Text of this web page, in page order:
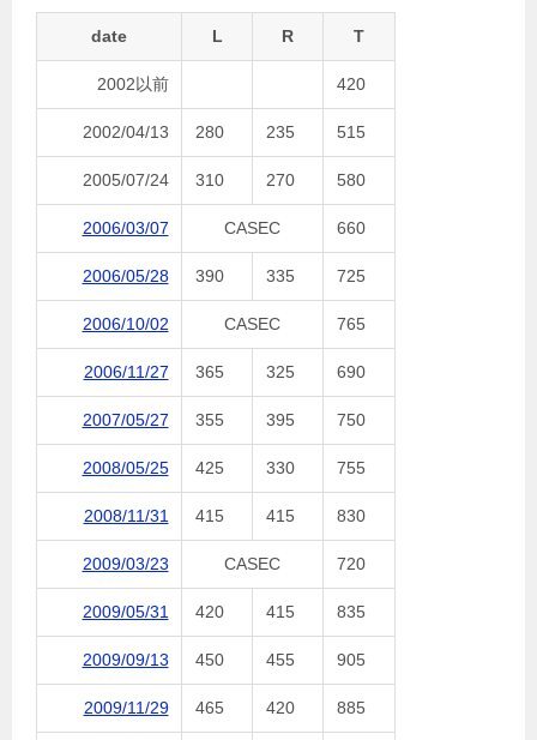
date L R T
2002以前 420
2002/04/13 280 235 515
2005/07/24 310 270 580
2006/03/07 CASEC 660
2006/05/28 390 335 725
2006/10/02 CASEC 765
2006/11/27 365 325 690
2007/05/27 355 395 750
2008/05/25 425 330 755
2008/11/31 415 415 830
2009/03/23 CASEC 720
2009/05/31 420 415 835
2009/09/13 450 455 905
2009/11/29 465 420 885